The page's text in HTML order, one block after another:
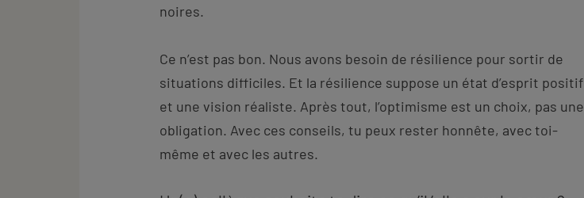
noires.
Ce n’est pas bon. Nous avons besoin de résilience pour sortir de
situations difficiles. Et la résilience suppose un état d’esprit positif
et une vision réaliste. Après tout, l’optimisme est un choix, pas une
obligation. Avec ces conseils, tu peux rester honnête, avec toi-
même et avec les autres.